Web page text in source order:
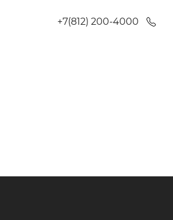
+7(812) 200-4000